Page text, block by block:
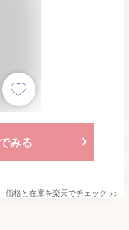
みる
価格と在庫を楽天でチェック >>